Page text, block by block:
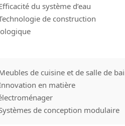
du système d’eau
de construction
de cuisine et de salle de
en matière
de conception modulaire